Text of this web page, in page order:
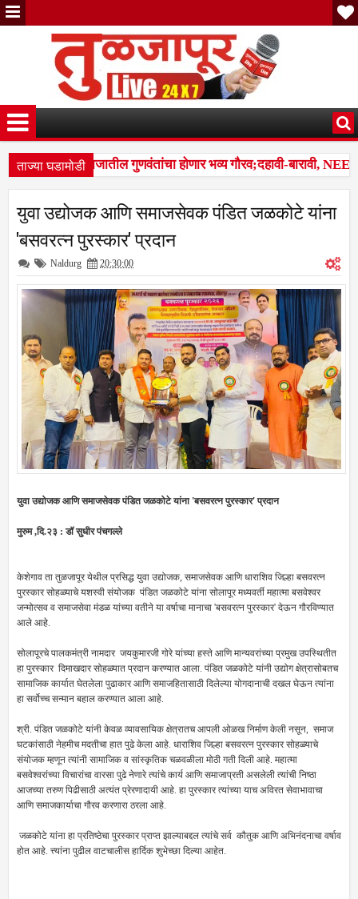
ताज्या घडामोडी
PM बंजारा समाजातील गुणवंतांचा होणार भव्य गौरव;दहावी-बारावी,
शिवारातील घटना; पशुपालकांमध्ये भीतीचे वातावरण, नुकसानभरपाईची
युवा उद्योजक आणि समाजसेवक पंडित जळकोटे यांना
'बसवरत्न पुरस्कार' प्रदान
Naldurg 20:30:00
युवा उद्योजक आणि समाजसेवक पंडित जळकोटे यांना 'बसवरत्न पुरस्कार' प्रदान
मुरुम ,दि.२३ : डॉ सुधीर पंचगल्ले
केशेगाव ता तुळजापूर येथील प्रसिद्ध युवा उद्योजक, समाजसेवक आणि धाराशिव जिल्हा बसवरत्न
पुरस्कार सोहळ्याचे यशस्वी संयोजक पंडित जळकोटे यांना सोलापूर मध्यवर्ती महात्मा बसवेश्वर
जन्मोत्सव व समाजसेवा मंडळ यांच्या वतीने या वर्षाचा मानाचा 'बसवरत्न पुरस्कार' देऊन गौरविण्यात
आले आहे.
सोलापूरचे पालकमंत्री नामदार जयकुमारजी गोरे यांच्या हस्ते आणि मान्यवरांच्या प्रमुख उपस्थितीत
हा पुरस्कार दिमाखदार सोहळ्यात प्रदान करण्यात आला. पंडित जळकोटे यांनी उद्योग क्षेत्रासोबतच
सामाजिक कार्यात घेतलेला पुढाकार आणि समाजहितासाठी दिलेल्या योगदानाची दखल घेऊन त्यांना
हा सर्वोच्च सन्मान बहाल करण्यात आला आहे.
श्री. पंडित जळकोटे यांनी केवळ व्यावसायिक क्षेत्रातच आपली ओळख निर्माण केली नसून, समाज
घटकांसाठी नेहमीच मदतीचा हात पुढे केला आहे. धाराशिव जिल्हा बसवरत्न पुरस्कार सोहळ्याचे
संयोजक म्हणून त्यांनी सामाजिक व सांस्कृतिक चळवळीला मोठी गती दिली आहे. महात्मा
बसवेश्वरांच्या विचारांचा वारसा पुढे नेणारे त्यांचे कार्य आणि समाजाप्रती असलेली त्यांची निष्ठा
आजच्या तरुण पिढीसाठी अत्यंत प्रेरणादायी आहे. हा पुरस्कार त्यांच्या याच अविरत सेवाभावाचा
आणि समाजकार्याचा गौरव करणारा ठरला आहे.
जळकोटे यांना हा प्रतिष्ठेचा पुरस्कार प्राप्त झाल्याबद्दल त्यांचे सर्व कौतुक आणि अभिनंदनाचा वर्षाव
होत आहे. त्त्यांना पुढील वाटचालीस हार्दिक शुभेच्छा दिल्या आहेत.